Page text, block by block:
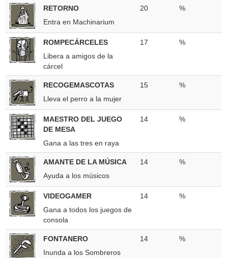
RETORNO
Entra en Machinarium
20 %
ROMPECÁRCELES
Libera a amigos de la
cárcel
17 %
RECOGEMASCOTAS
Lleva el perro a la mujer
15 %
MAESTRO DEL JUEGO
DE MESA
Gana a las tres en raya
14 %
AMANTE DE LA MÚSICA
Ayuda a los músicos
14 %
VIDEOGAMER
Gana a todos los juegos de
consola
14 %
FONTANERO
Inunda a los Sombreros
14 %